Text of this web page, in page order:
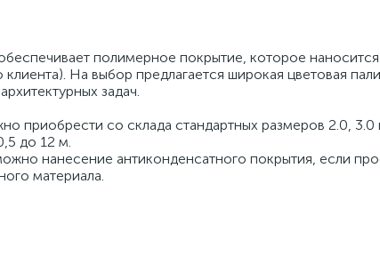
полимерное покрытие, которое
На выбор предлагается широкая цветовая
задач.
приобрести со склада стандартных размеров 2.0,
до 12 м.
нанесение антиконденсатного покрытия, если
материала.